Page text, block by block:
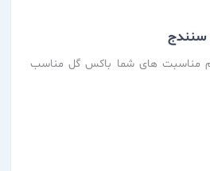
سنندج
مناسبت های شما باکس گل مناسب